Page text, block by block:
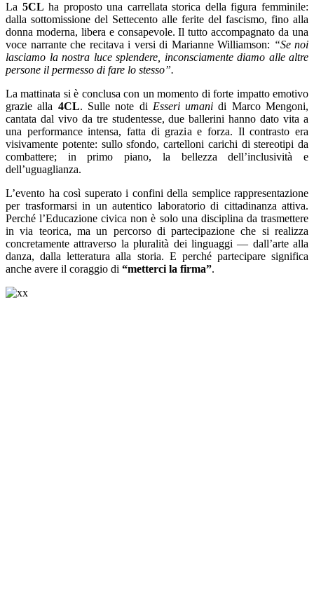
La 5CL ha proposto una carrellata storica della figura femminile:
dalla sottomissione del Settecento alle ferite del fascismo, fino alla
donna moderna, libera e consapevole. Il tutto accompagnato da una
voce narrante che recitava i versi di Marianne Williamson: “Se noi
lasciamo la nostra luce splendere, inconsciamente diamo alle altre
persone il permesso di fare lo stesso”.
La mattinata si è conclusa con un momento di forte impatto emotivo
grazie alla 4CL. Sulle note di Esseri umani di Marco Mengoni,
cantata dal vivo da tre studentesse, due ballerini hanno dato vita a
una performance intensa, fatta di grazia e forza. Il contrasto era
visivamente potente: sullo sfondo, cartelloni carichi di stereotipi da
combattere; in primo piano, la bellezza dell’inclusività e
dell’uguaglianza.
L’evento ha così superato i confini della semplice rappresentazione
per trasformarsi in un autentico laboratorio di cittadinanza attiva.
Perché l’Educazione civica non è solo una disciplina da trasmettere
in via teorica, ma un percorso di partecipazione che si realizza
concretamente attraverso la pluralità dei linguaggi — dall’arte alla
danza, dalla letteratura alla storia. E perché partecipare significa
anche avere il coraggio di “metterci la firma”.